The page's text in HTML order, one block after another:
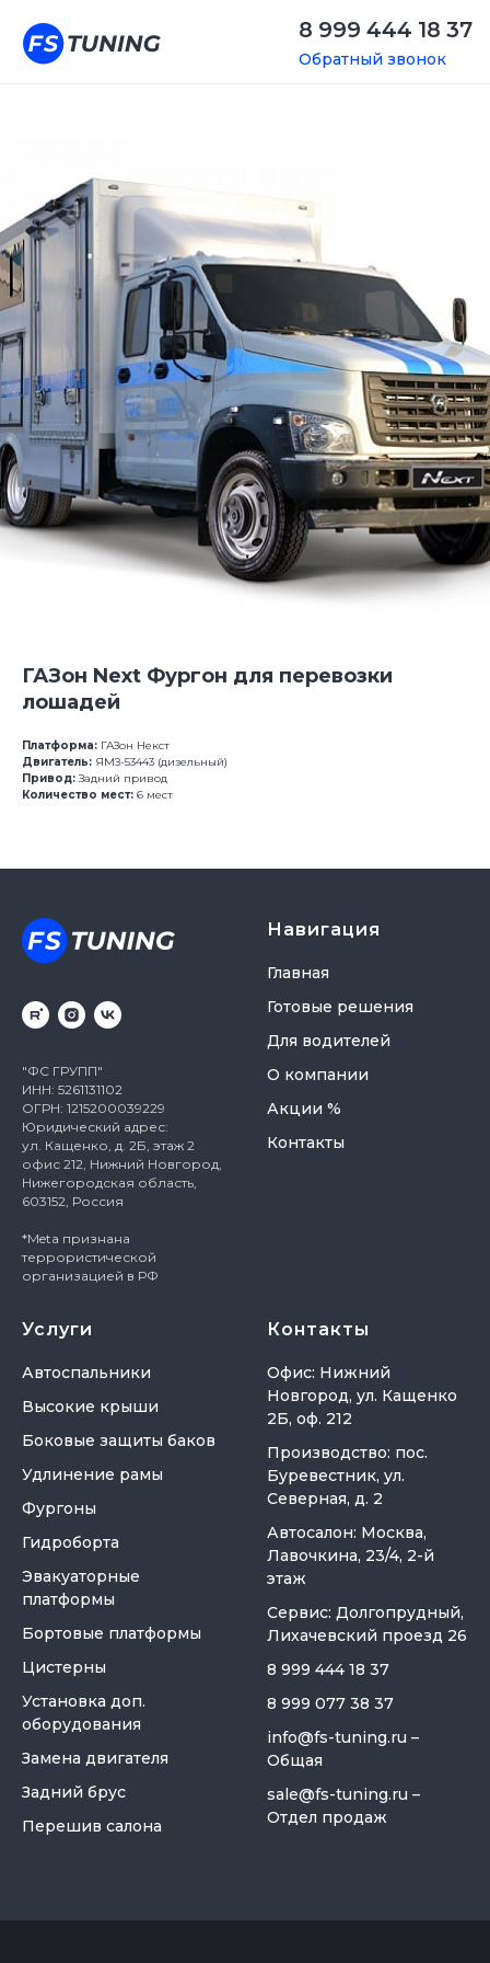
8 999 444 18 37
Обратный звонок
ГАЗон Next Фургон для перевозки
лошадей
Платформа: ГАЗон Некст
Двигатель: ЯМЗ-53443 (дизельный)
Привод:Задний привод
Количество мест: 6 мест
"ФС ГРУПП"
ИНН: 5261131102
ОГРН: 1215200039229
Юридический адрес:
ул. Кащенко, д. 2Б, этаж 2
офис 212, Нижний Новгород,
Нижегородская область,
603152, Россия
*Meta признана
террористической
организацией в РФ
Навигация
Главная
Готовые решения
Для водителей
О компании
Акции %
Контакты
Услуги
Автоспальники
Высокие крыши
Боковые защиты баков
Удлинение рамы
Фургоны
Гидроборта
Эвакуаторные
платформы
Бортовые платформы
Цистерны
Установка доп.
оборудования
Замена двигателя
Задний брус
Перешив салона
Контакты
Офис: Нижний
Новгород, ул. Кащенко
2Б, оф. 212
Производство: пос.
Буревестник, ул.
Северная, д. 2
Автосалон: Москва,
Лавочкина, 23/4, 2-й
этаж
Сервис: Долгопрудный,
Лихачевский проезд 26
8 999 444 18 37
8 999 077 38 37
info@fs-tuning.ru –
Общая
sale@fs-tuning.ru –
Отдел продаж